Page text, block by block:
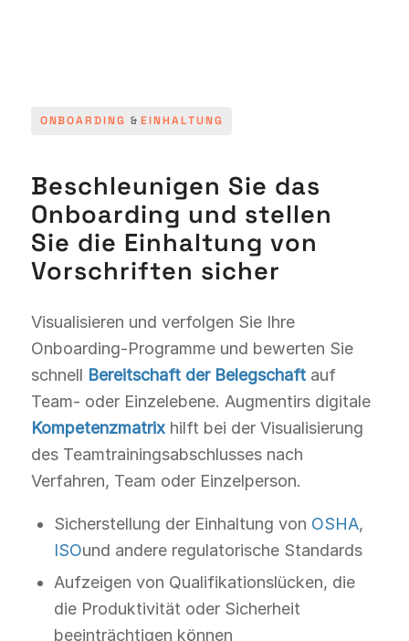
ONBOARDING &EINHALTUNG
Beschleunigen Sie das
Onboarding und stellen
Sie die Einhaltung von
Vorschriften sicher
Visualisieren und verfolgen Sie Ihre
Onboarding-Programme und bewerten Sie
schnell Bereitschaft der Belegschaftauf
Team- oder Einzelebene. Augmentirs digitale
Kompetenzmatrixhilft bei der Visualisierung
des Teamtrainingsabschlusses nach
Verfahren, Team oder Einzelperson.
Sicherstellung der Einhaltung von OSHA,
ISOund andere regulatorische Standards
Aufzeigen von Qualifikationslücken, die
die Produktivität oder Sicherheit
beeinträchtigen können